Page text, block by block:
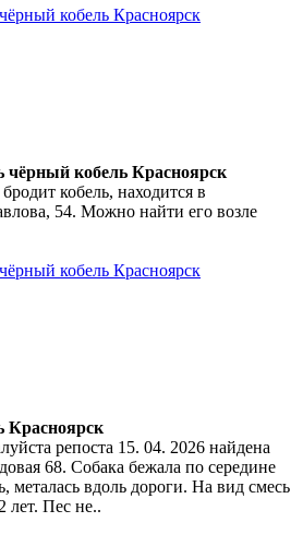
кобель Красноярск
чёрный кобель Красноярск
кобель, находится в
54. Можно найти его возле
кобель Красноярск
Красноярск
репоста 15. 04. 2026 найдена
68. Собака бежала по середине
металась вдоль дороги. На вид смесь
лет. Пес не..